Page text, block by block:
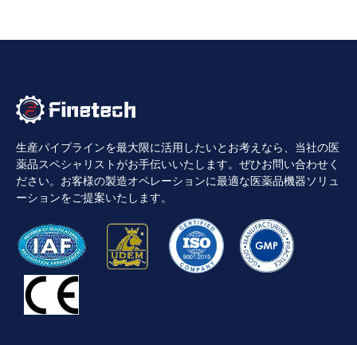
生産パイプラインを最大限に活用したいとお考えなら、当社の医
薬品スペシャリストがお手伝いいたします。ぜひお問い合わせく
ださい。お客様の製造オペレーションに最適な医薬品機器ソリュ
ーションをご提案いたします。